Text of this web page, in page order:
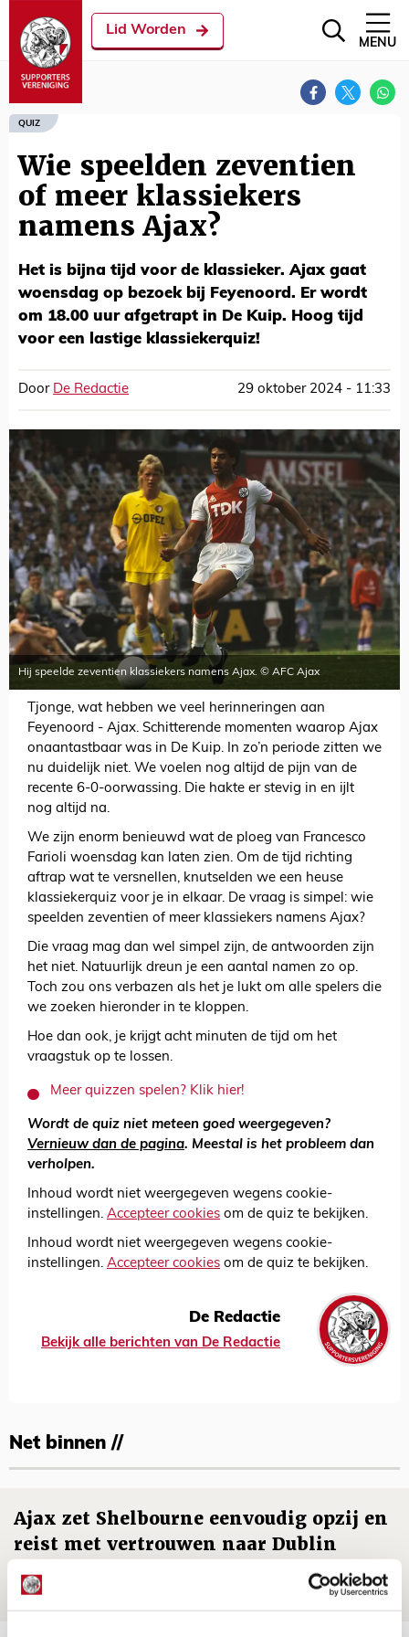
Lid Worden
MENU
QUIZ
Wie speelden zeventien
of meer klassiekers
namens Ajax?
Het is bijna tijd voor de klassieker. Ajax gaat
woensdag op bezoek bij Feyenoord. Er wordt
om 18.00 uur afgetrapt in De Kuip. Hoog tijd
voor een lastige klassiekerquiz!
Door De Redactie 29 oktober 2024 - 11:33
Hij speelde zeventien klassiekers namens Ajax. © AFC Ajax
Tjonge, wat hebben we veel herinneringen aan
Feyenoord - Ajax. Schitterende momenten waarop Ajax
onaantastbaar was in De Kuip. In zo’n periode zitten we
nu duidelijk niet. We voelen nog altijd de pijn van de
recente 6-0-oorwassing. Die hakte er stevig in en ijlt
nog altijd na.
We zijn enorm benieuwd wat de ploeg van Francesco
Farioli woensdag kan laten zien. Om de tijd richting
aftrap wat te versnellen, knutselden we een heuse
klassiekerquiz voor je in elkaar. De vraag is simpel: wie
speelden zeventien of meer klassiekers namens Ajax?
Die vraag mag dan wel simpel zijn, de antwoorden zijn
het niet. Natuurlijk dreun je een aantal namen zo op.
Toch zou ons verbazen als het je lukt om alle spelers die
we zoeken hieronder in te kloppen.
Hoe dan ook, je krijgt acht minuten de tijd om het
vraagstuk op te lossen.
Meer quizzen spelen? Klik hier!
Wordt de quiz niet meteen goed weergegeven?
Vernieuw dan de pagina. Meestal is het probleem dan
verholpen.
Inhoud wordt niet weergegeven wegens cookie-
instellingen. Accepteer cookies om de quiz te bekijken.
Inhoud wordt niet weergegeven wegens cookie-
instellingen. Accepteer cookies om de quiz te bekijken.
De Redactie
Bekijk alle berichten van De Redactie
Net binnen //
Ajax zet Shelbourne eenvoudig opzij en
reist met vertrouwen naar Dublin
NIEUWS